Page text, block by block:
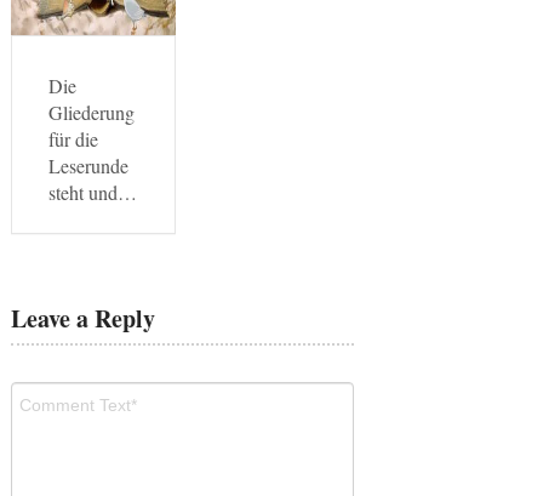
Die
Gliederung
für die
Leserunde
steht und…
Leave a Reply